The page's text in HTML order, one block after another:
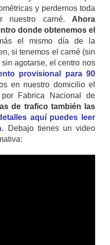
y perdernos toda
nuestro carné. Ahora
donde obtenemos el
el mismo día de la
si tenemos el carné (sin
agotarse, el centro nos
provisional para 90
en nuestro domicilio el
Fabrica Nacional de
de trafico también las
aquí puedes leer
Debajo tienes un video